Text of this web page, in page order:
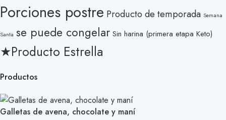
Porciones postre Producto de temporada Semana
Santa se puede congelar Sin harina (primera etapa Keto)
★Producto Estrella
Productos
Galletas de avena, chocolate y maní